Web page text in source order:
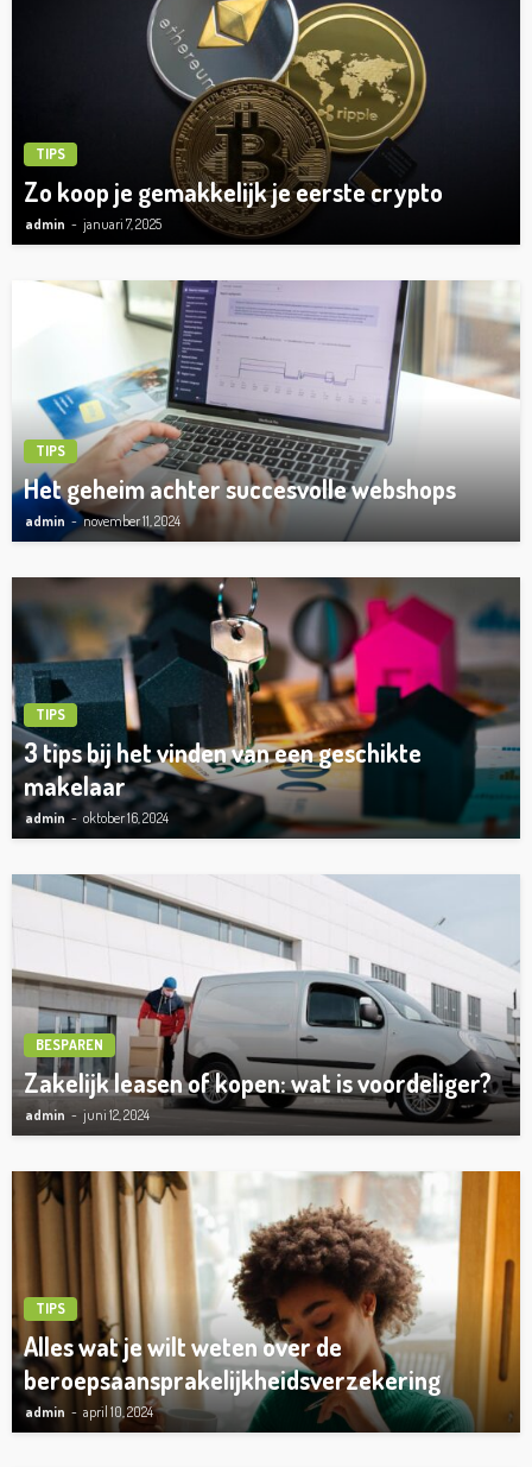
TIPS
Zo koop je gemakkelijk je eerste crypto
admin januari 7, 2025
TIPS
Het geheim achter succesvolle webshops
admin november 11, 2024
TIPS
3 tips bij het vinden van een geschikte
makelaar
admin oktober 16, 2024
BESPAREN
Zakelijk leasen of kopen: wat is voordeliger?
admin juni 12, 2024
TIPS
Alles wat je wilt weten over de
beroepsaansprakelijkheidsverzekering
admin april 10, 2024